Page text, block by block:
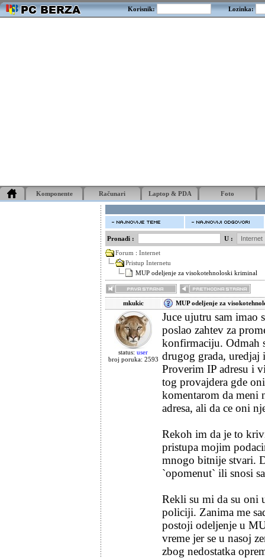
Korisnik: Lozinka:
Komponente Računari Laptop & PDA Foto
Pronađi :
U :
Forum : Internet
Pristup Internetu
MUP odeljenje za visokotehnoloski kriminal
mkukic MUP odeljenje za
status: user
broj poruka: 2593
Juce ujutru sam imao
poslao zahtev za
konfirmaciju. Odmah
drugog grada,
Proverim IP adresu i
tog provajdera gde
komentarom da meni
adresa, ali da ce oni
Rekoh im da je to
pristupa mojim
mnogo bitnije stvari.
`opomenut` ili snosi
Rekli su mi da su oni
policiji. Zanima me
postoji odeljenje u
vreme jer se u nasoj
zbog nedostatka